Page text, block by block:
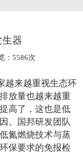
生器
：5586次
来越重视生态环
放量也越来越重
高了，这也是低
。国邦研发团队
氮燃烧技术与蒸
保要求的免报检